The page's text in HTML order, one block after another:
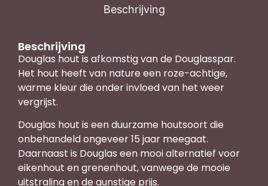
Beschrijving
Beschrijving
Douglas hout is afkomstig van de Douglasspar.
Het hout heeft van nature een roze-achtige,
warme kleur die onder invloed van het weer
vergrijst.
Douglas hout is een duurzame houtsoort die
onbehandeld ongeveer 15 jaar meegaat.
Daarnaast is Douglas een mooi alternatief voor
eikenhout en grenenhout, vanwege de mooie
uitstraling en de gunstige prijs.